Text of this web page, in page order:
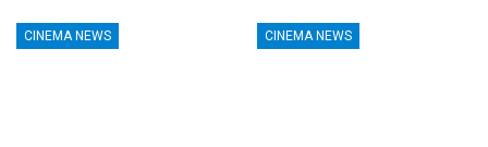
CINEMA NEWS CINEMA NEWS